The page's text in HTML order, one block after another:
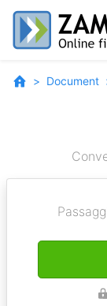
Document